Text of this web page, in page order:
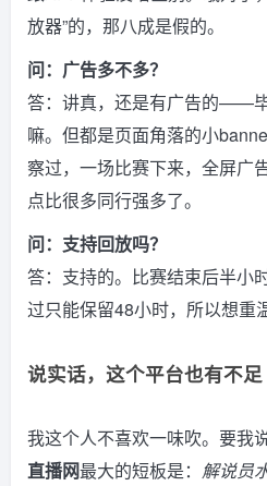
放器”的，那八成是假的。
问：广告多不多？
答：讲真，还是有广告的——
嘛。但都是页面角落的小
察过，一场比赛下来，全屏广
点比很多同行强多了。
问：支持回放吗？
答：支持的。比赛结束后半小
过只能保留48小时，所以想重
说实话，这个平台也有不足
我这个人不喜欢一味吹。要我说
直播网最大的短板是： 解说员